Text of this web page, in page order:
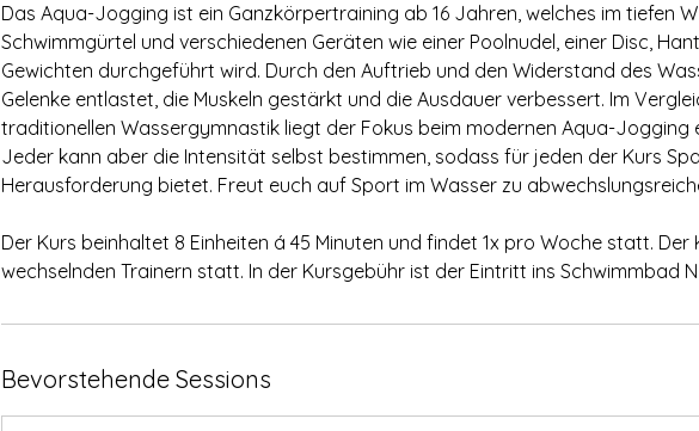
4
.
A
u
g
.
Das Aqua-Jogging ist ein Ganzkörpertraining ab 16 Jahren, welches im tiefen
Schwimmgürtel und verschiedenen Geräten wie einer Poolnudel, einer Disc,
Gewichten durchgeführt wird. Durch den Auftrieb und den Widerstand des
Gelenke entlastet, die Muskeln gestärkt und die Ausdauer verbessert. Im
traditionellen Wassergymnastik liegt der Fokus beim modernen Aqua-Jogging
Jeder kann aber die Intensität selbst bestimmen, sodass für jeden der Kurs
Herausforderung bietet. Freut euch auf Sport im Wasser zu
Der Kurs beinhaltet 8 Einheiten á 45 Minuten und findet 1x pro Woche statt. Der
wechselnden Trainern statt. In der Kursgebühr ist der Eintritt ins Schwimmbad
Bevorstehende Sessions